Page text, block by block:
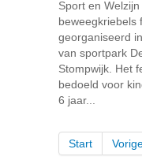
Sport en Welzijn
beweegkriebels
georganiseerd
van sportpark
Stompwijk. Het
bedoeld voor
6 jaar...
Start